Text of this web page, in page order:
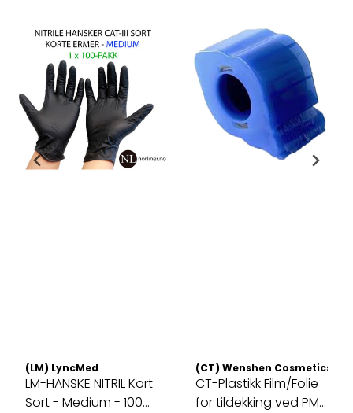
(LM) LyncMed
LM-HANSKE NITRIL Kort
Sort - Medium - 100
(CT) Wenshen Cosmetics /
CT-Plastikk Film/Folie
for tildekking ved PMU